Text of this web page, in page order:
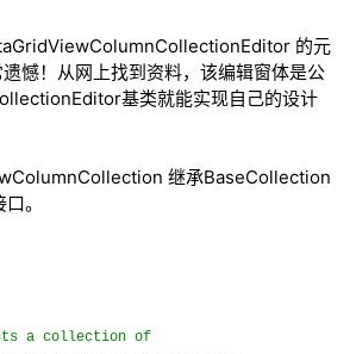
的元
憾！从网上找到资料，该编辑窗体是公
基类就能实现自己的设计
继承BaseCollection
。
a collection of